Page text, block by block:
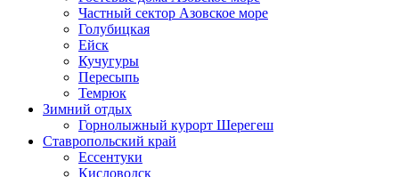
Частный сектор Азовское море
Голубицкая
Ейск
Кучугуры
Пересыпь
Темрюк
Зимний отдых
Горнолыжный курорт Шерегеш
Ставропольский край
Ессентуки
Кисловодск